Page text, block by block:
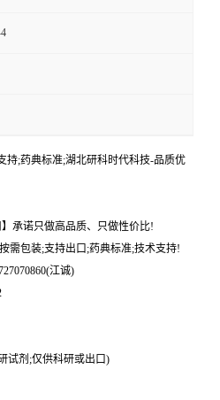
持;药典标准;湖北研科时代科技-品质优
承诺只做高品质、只做性价比!
需包装;支持出口;药典标准;技术支持!
江诚)
试剂;仅供科研或出口)